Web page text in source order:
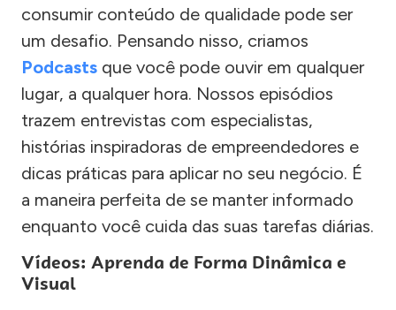
consumir conteúdo de qualidade pode ser
um desafio. Pensando nisso, criamos
Podcasts que você pode ouvir em qualquer
lugar, a qualquer hora. Nossos episódios
trazem entrevistas com especialistas,
histórias inspiradoras de empreendedores e
dicas práticas para aplicar no seu negócio. É
a maneira perfeita de se manter informado
enquanto você cuida das suas tarefas diárias.
Vídeos: Aprenda de Forma Dinâmica e
Visual